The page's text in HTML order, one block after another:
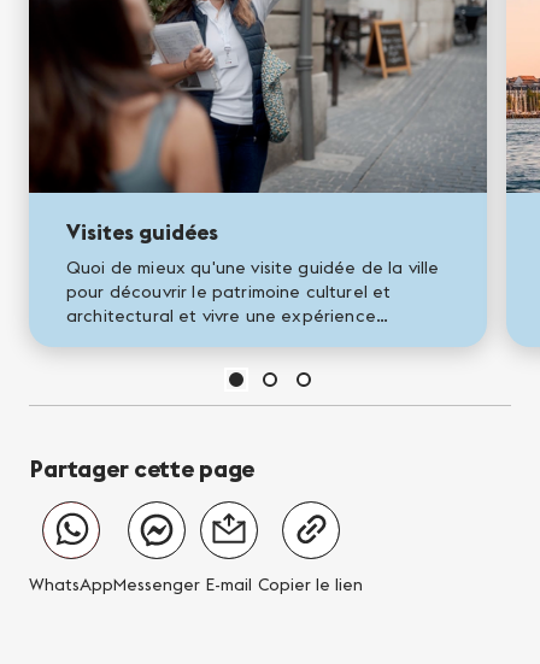
Visites guidées
Quoi de mieux qu'une visite guidée de la ville
pour découvrir le patrimoine culturel et
architectural et vivre une expérience
guides professionnels dynamiques...
Partager cette page
WhatsAppMessenger E-mail Copier le lien